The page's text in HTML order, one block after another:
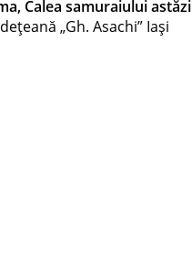
Calea samuraiului astăzi
„Gh. Asachi” Iaşi